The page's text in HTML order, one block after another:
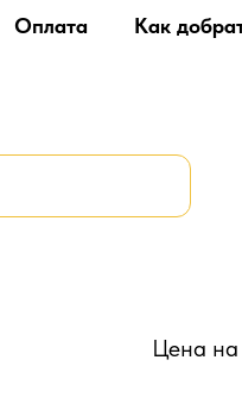
Оплата Как
Цена на